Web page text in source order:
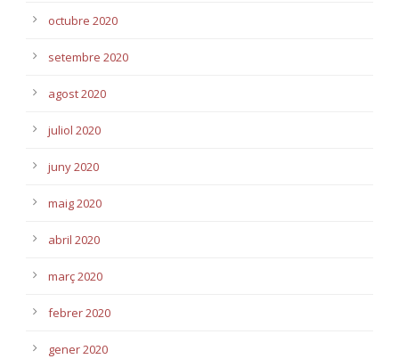
octubre 2020
setembre 2020
agost 2020
juliol 2020
juny 2020
maig 2020
abril 2020
març 2020
febrer 2020
gener 2020